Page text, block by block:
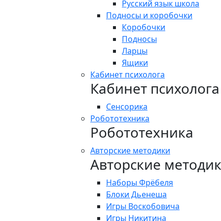
Русский язык школа
Подносы и коробочки
Коробочки
Подносы
Ларцы
Ящики
Кабинет психолога
Кабинет психолога
Сенсорика
Робототехника
Робототехника
Авторские методики
Авторские
Наборы Фрёбеля
Блоки Дьенеша
Игры Воскобовича
Игры Никитина